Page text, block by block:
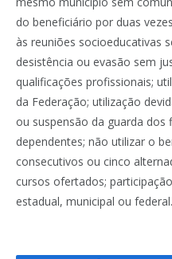
do beneficiário por duas
às reuniões socioeducativas
desistência ou evasão sem
qualificações profissionais;
da Federação; utilização
ou suspensão da guarda dos
dependentes; não utilizar o
consecutivos ou cinco
cursos ofertados;
estadual, municipal ou federal.